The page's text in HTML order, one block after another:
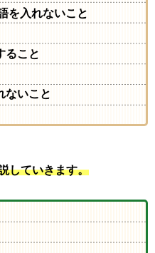
を入れないこと
ること
ないこと
していきます。